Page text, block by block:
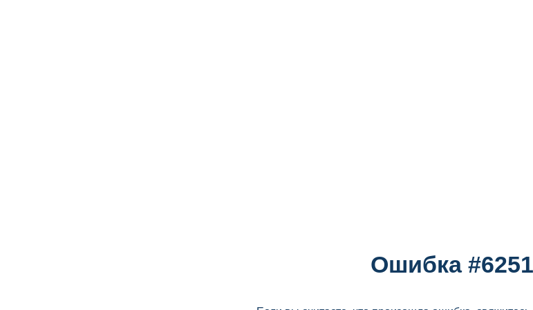
Ошибка